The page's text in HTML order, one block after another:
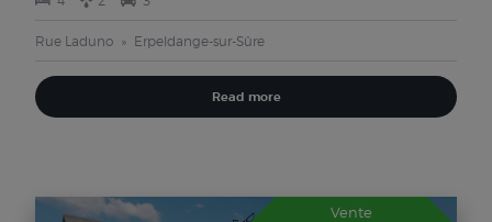
Rue Laduno Erpeldange-sur-Sûre
Read more
Vente